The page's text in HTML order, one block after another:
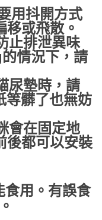
開方式
或飛散。
異味
情況下，請
，請
等髒了也無妨
定地
後都可以安裝
食用。有誤食